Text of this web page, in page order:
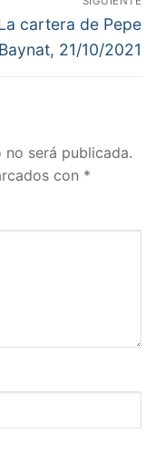
siguiente:
cartera de Pepe
Baynat, 21/10/2021
será publicada.
con *